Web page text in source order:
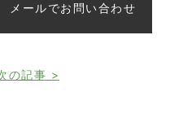
メールでお問い合わせ
の記事 >